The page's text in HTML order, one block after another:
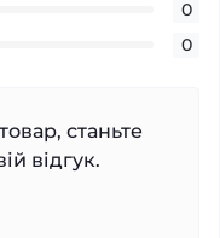
0
0
станьте
відгук.